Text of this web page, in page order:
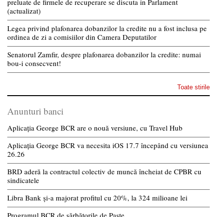
preluate de firmele de recuperare se discuta in Parlament
(actualizat)
Legea privind plafonarea dobanzilor la credite nu a fost inclusa pe
ordinea de zi a comisiilor din Camera Deputatilor
Senatorul Zamfir, despre plafonarea dobanzilor la credite: numai
bou-i consecvent!
Toate stirile
Anunturi banci
Aplicația George BCR are o nouă versiune, cu Travel Hub
Aplicația George BCR va necesita iOS 17.7 începând cu versiunea
26.26
BRD aderă la contractul colectiv de muncă încheiat de CPBR cu
sindicatele
Libra Bank și-a majorat profitul cu 20%, la 324 milioane lei